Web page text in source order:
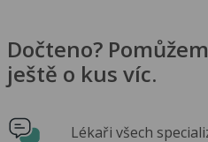
Dočteno?
ještě o kus víc.
Lékaři všech